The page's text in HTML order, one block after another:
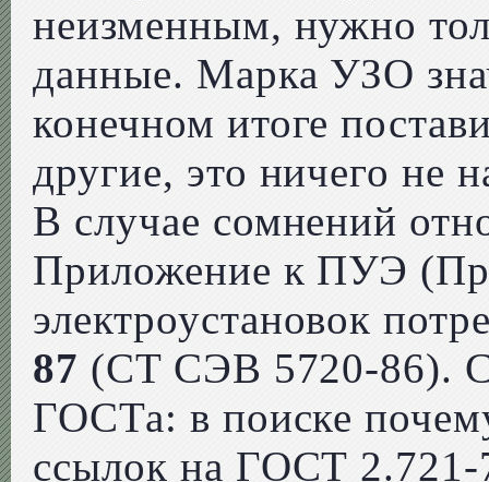
неизменным, нужно
данные. Марка УЗО
конечном итоге
другие, это ничего не
В случае сомнений
Приложение к ПУЭ
электроустановок
87 (CT СЭВ 5720-86).
ГОСТа: в поиске
ссылок на ГОСТ